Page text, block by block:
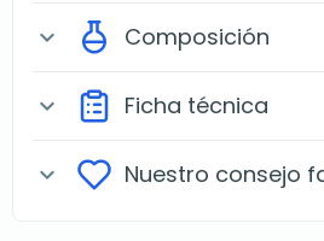
expand_more Composición
expand_more Ficha técnica
expand_more Nuestro consejo